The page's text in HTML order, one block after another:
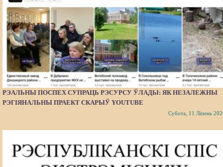
РЭАЛЬНЫ ПОСПЕХ СУПРАЦЬ РЭСУРСУ ЎЛАДЫ: ЯК НЕЗАЛЕЖНЫ
РЭГІЯНАЛЬНЫ ПРАЕКТ СКАРЫЎ YOUTUBE
Субота, 11 Ліпень